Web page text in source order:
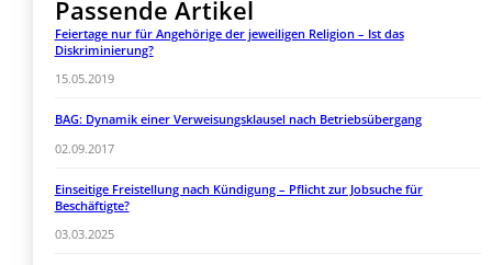
Passende Artikel
Feiertage nur für Angehörige der jeweiligen Religion – Ist das
Diskriminierung?
15.05.2019
BAG: Dynamik einer Verweisungsklausel nach Betriebsübergang
02.09.2017
Einseitige Freistellung nach Kündigung – Pflicht zur Jobsuche für
Beschäftigte?
03.03.2025